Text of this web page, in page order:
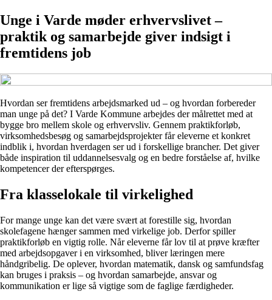
Unge i Varde møder erhvervslivet –
praktik og samarbejde giver indsigt i
fremtidens job
Hvordan ser fremtidens arbejdsmarked ud – og hvordan forbereder
man unge på det? I Varde Kommune arbejdes der målrettet med at
bygge bro mellem skole og erhvervsliv. Gennem praktikforløb,
virksomhedsbesøg og samarbejdsprojekter får eleverne et konkret
indblik i, hvordan hverdagen ser ud i forskellige brancher. Det giver
både inspiration til uddannelsesvalg og en bedre forståelse af, hvilke
kompetencer der efterspørges.
Fra klasselokale til virkelighed
For mange unge kan det være svært at forestille sig, hvordan
skolefagene hænger sammen med virkelige job. Derfor spiller
praktikforløb en vigtig rolle. Når eleverne får lov til at prøve kræfter
med arbejdsopgaver i en virksomhed, bliver læringen mere
håndgribelig. De oplever, hvordan matematik, dansk og samfundsfag
kan bruges i praksis – og hvordan samarbejde, ansvar og
kommunikation er lige så vigtige som de faglige færdigheder.